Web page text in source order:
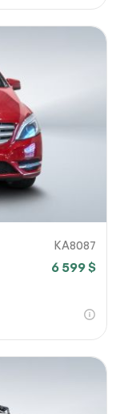
KA8087
6 599 $